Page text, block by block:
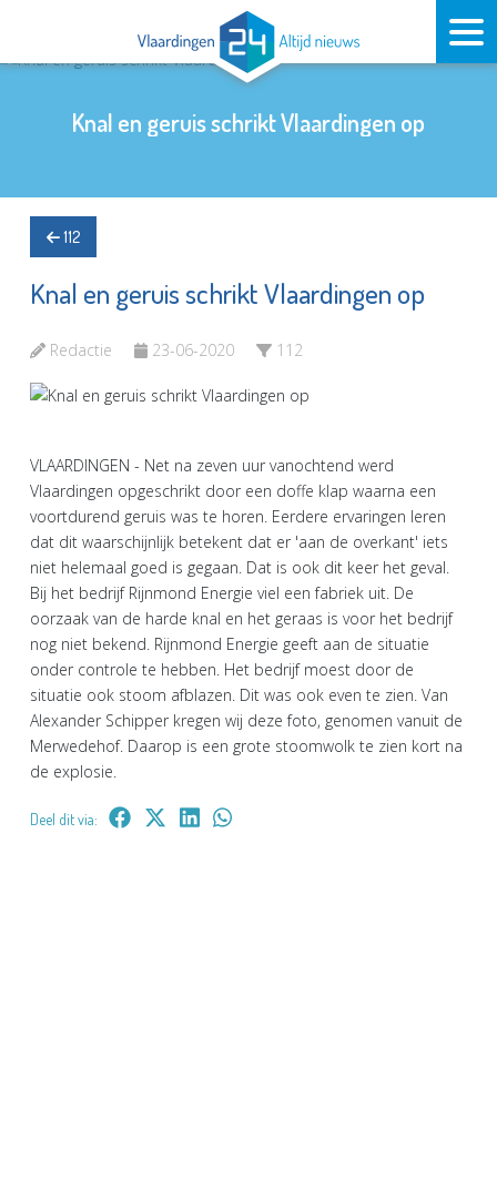
Knal en geruis schrikt Vlaardingen op
112
Knal en geruis schrikt Vlaardingen op
Redactie 23-06-2020 112
VLAARDINGEN - Net na zeven uur vanochtend werd
Vlaardingen opgeschrikt door een doffe klap waarna een
voortdurend geruis was te horen. Eerdere ervaringen leren
dat dit waarschijnlijk betekent dat er 'aan de overkant' iets
niet helemaal goed is gegaan. Dat is ook dit keer het geval.
Bij het bedrijf Rijnmond Energie viel een fabriek uit. De
oorzaak van de harde knal en het geraas is voor het bedrijf
nog niet bekend. Rijnmond Energie geeft aan de situatie
onder controle te hebben. Het bedrijf moest door de
situatie ook stoom afblazen. Dit was ook even te zien. Van
Alexander Schipper kregen wij deze foto, genomen vanuit de
Merwedehof. Daarop is een grote stoomwolk te zien kort na
de explosie.
Deel dit via: